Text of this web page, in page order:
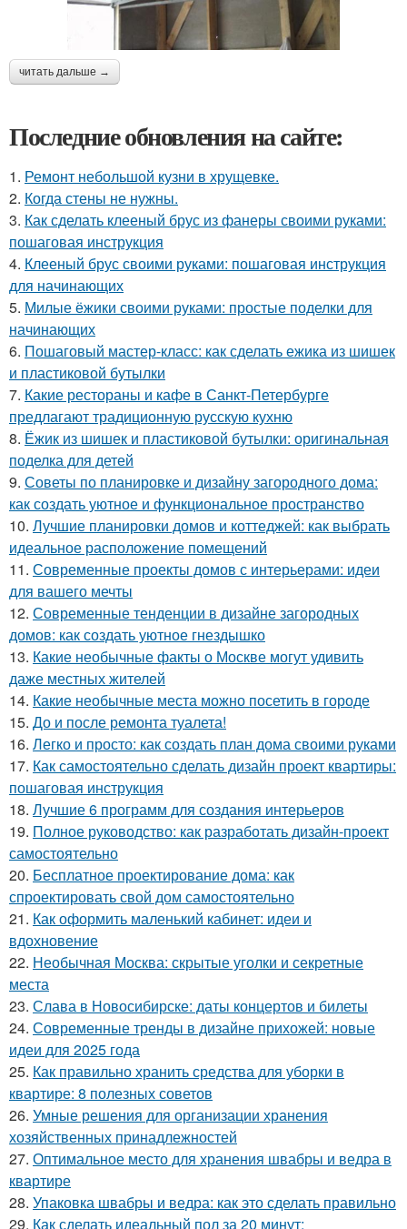
читать дальше →
Последние обновления на сайте:
1. Ремонт небольшой кузни в хрущевке.
2. Когда стены не нужны.
3. Как сделать клееный брус из фанеры своими руками:
пошаговая инструкция
4. Клееный брус своими руками: пошаговая инструкция
для начинающих
5. Милые ёжики своими руками: простые поделки для
начинающих
6. Пошаговый мастер-класс: как сделать ежика из шишек
и пластиковой бутылки
7. Какие рестораны и кафе в Санкт-Петербурге
предлагают традиционную русскую кухню
8. Ёжик из шишек и пластиковой бутылки: оригинальная
поделка для детей
9. Советы по планировке и дизайну загородного дома:
как создать уютное и функциональное пространство
10. Лучшие планировки домов и коттеджей: как выбрать
идеальное расположение помещений
11. Современные проекты домов с интерьерами: идеи
для вашего мечты
12. Современные тенденции в дизайне загородных
домов: как создать уютное гнездышко
13. Какие необычные факты о Москве могут удивить
даже местных жителей
14. Какие необычные места можно посетить в городе
15. До и после ремонта туалета!
16. Легко и просто: как создать план дома своими руками
17. Как самостоятельно сделать дизайн проект квартиры:
пошаговая инструкция
18. Лучшие 6 программ для создания интерьеров
19. Полное руководство: как разработать дизайн-проект
самостоятельно
20. Бесплатное проектирование дома: как
спроектировать свой дом самостоятельно
21. Как оформить маленький кабинет: идеи и
вдохновение
22. Необычная Москва: скрытые уголки и секретные
места
23. Слава в Новосибирске: даты концертов и билеты
24. Современные тренды в дизайне прихожей: новые
идеи для 2025 года
25. Как правильно хранить средства для уборки в
квартире: 8 полезных советов
26. Умные решения для организации хранения
хозяйственных принадлежностей
27. Оптимальное место для хранения швабры и ведра в
квартире
28. Упаковка швабры и ведра: как это сделать правильно
29. Как сделать идеальный пол за 20 минут: